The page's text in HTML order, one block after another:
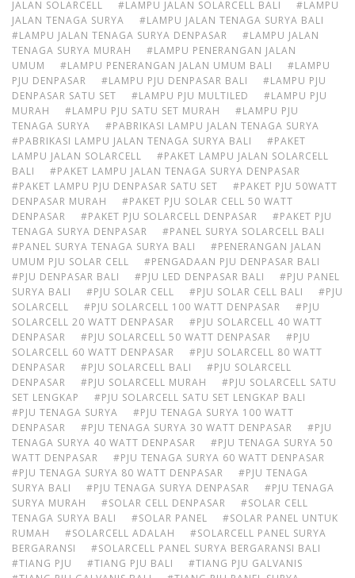
JALAN SOLARCELL
#LAMPU JALAN SOLARCELL BALI
#LAMPU
JALAN TENAGA SURYA
#LAMPU JALAN TENAGA SURYA BALI
#LAMPU JALAN TENAGA SURYA DENPASAR
#LAMPU JALAN
TENAGA SURYA MURAH
#LAMPU PENERANGAN JALAN
UMUM
#LAMPU PENERANGAN JALAN UMUM BALI
#LAMPU
PJU DENPASAR
#LAMPU PJU DENPASAR BALI
#LAMPU PJU
DENPASAR SATU SET
#LAMPU PJU MULTILED
#LAMPU PJU
MURAH
#LAMPU PJU SATU SET MURAH
#LAMPU PJU
TENAGA SURYA
#PABRIKASI LAMPU JALAN TENAGA SURYA
#PABRIKASI LAMPU JALAN TENAGA SURYA BALI
#PAKET
LAMPU JALAN SOLARCELL
#PAKET LAMPU JALAN SOLARCELL
BALI
#PAKET LAMPU JALAN TENAGA SURYA DENPASAR
#PAKET LAMPU PJU DENPASAR SATU SET
#PAKET PJU 50WATT
DENPASAR MURAH
#PAKET PJU SOLAR CELL 50 WATT
DENPASAR
#PAKET PJU SOLARCELL DENPASAR
#PAKET PJU
TENAGA SURYA DENPASAR
#PANEL SURYA SOLARCELL BALI
#PANEL SURYA TENAGA SURYA BALI
#PENERANGAN JALAN
UMUM PJU SOLAR CELL
#PENGADAAN PJU DENPASAR BALI
#PJU DENPASAR BALI
#PJU LED DENPASAR BALI
#PJU PANEL
SURYA BALI
#PJU SOLAR CELL #PJU SOLAR CELL BALI
#PJU
SOLARCELL
#PJU SOLARCELL 100 WATT DENPASAR
#PJU
SOLARCELL 20 WATT DENPASAR
#PJU SOLARCELL 40 WATT
DENPASAR
#PJU SOLARCELL 50 WATT DENPASAR
#PJU
SOLARCELL 60 WATT DENPASAR
#PJU SOLARCELL 80 WATT
DENPASAR
#PJU SOLARCELL BALI
#PJU SOLARCELL
DENPASAR
#PJU SOLARCELL MURAH
#PJU SOLARCELL SATU
SET LENGKAP
#PJU SOLARCELL SATU SET LENGKAP BALI
#PJU TENAGA SURYA
#PJU TENAGA SURYA 100 WATT
DENPASAR
#PJU TENAGA SURYA 30 WATT DENPASAR
#PJU
TENAGA SURYA 40 WATT DENPASAR
#PJU TENAGA SURYA 50
WATT DENPASAR
#PJU TENAGA SURYA 60 WATT DENPASAR
#PJU TENAGA SURYA 80 WATT DENPASAR
#PJU TENAGA
SURYA BALI
#PJU TENAGA SURYA DENPASAR
#PJU TENAGA
SURYA MURAH
#SOLAR CELL DENPASAR
#SOLAR CELL
TENAGA SURYA BALI
#SOLAR PANEL
#SOLAR PANEL UNTUK
RUMAH
#SOLARCELL ADALAH
#SOLARCELL PANEL SURYA
BERGARANSI
#SOLARCELL PANEL SURYA BERGARANSI BALI
#TIANG PJU
#TIANG PJU BALI
#TIANG PJU GALVANIS